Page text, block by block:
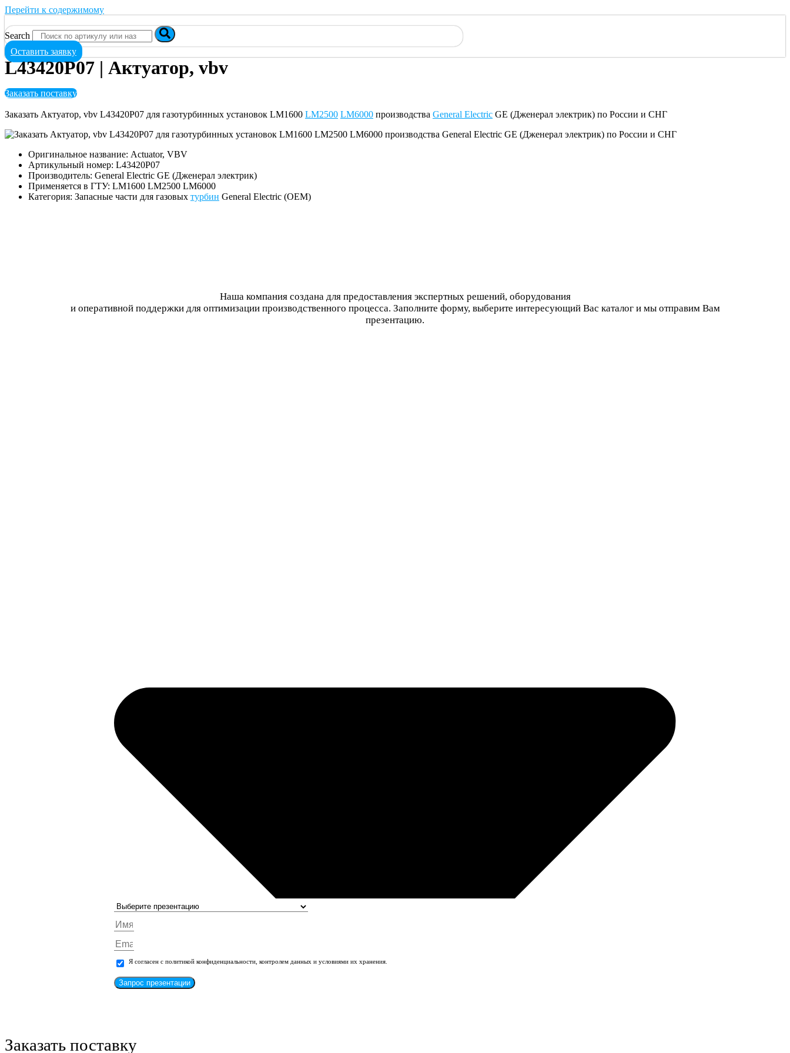
Перейти к содержимому
Search
Оставить заявку
L43420P07 | Актуатор, vbv
Заказать поставку
Заказать Актуатор, vbv L43420P07 для газотурбинных установок LM1600 LM2500 LM6000 производства General Electric GE (Дженерал электрик) по России и СНГ
Оригинальное название: Actuator, VBV
Артикульный номер: L43420P07
Производитель: General Electric GE (Дженерал электрик)
Применяется в ГТУ: LM1600 LM2500 LM6000
Категория: Запасные части для газовых турбин General Electric (OEM)
Наша компания создана для предоставления экспертных решений, оборудования
и оперативной поддержки для оптимизации производственного процесса. Заполните форму, выберите интересующий Вас каталог и мы отправим Вам
презентацию.
Я согласен с политикой конфиденциальности, контролем данных и условиями их хранения.
Запрос презентации
Заказать поставку